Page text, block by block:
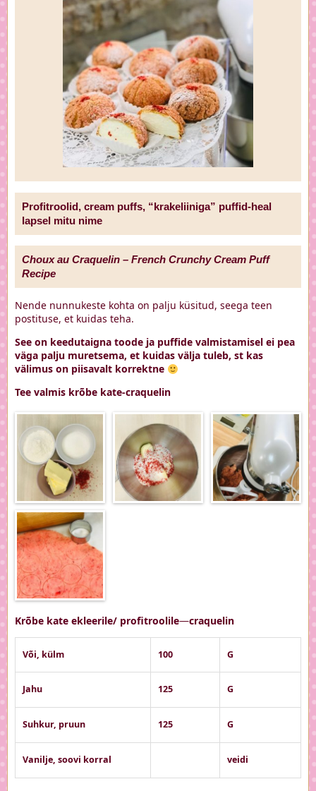
Profitroolid, cream puffs, “krakeliiniga” puffid-heal
lapsel mitu nime
Choux au Craquelin – French Crunchy Cream Puff
Recipe
Nende nunnukeste kohta on palju küsitud, seega teen
postituse, et kuidas teha.
See on keedutaigna toode ja puffide valmistamisel ei pea
väga palju muretsema, et kuidas välja tuleb, st kas
välimus on piisavalt korrektne
Tee valmis krõbe kate-craquelin
Krõbe kate ekleerile/ profitroolile—craquelin
Või, külm 100 G
Jahu 125 G
Suhkur, pruun 125 G
Vanilje, soovi korral veidi